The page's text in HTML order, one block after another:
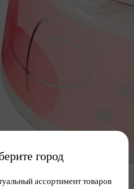
город
ассортимент товаров